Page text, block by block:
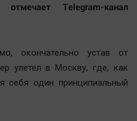
Telegram-канал
окончательно устав от
улетел в Москву, где, как
себя один принципиальный